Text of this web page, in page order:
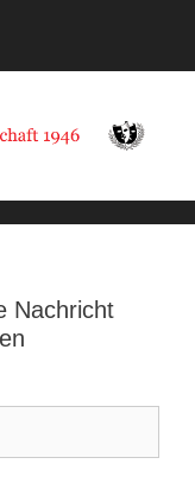
Nachricht